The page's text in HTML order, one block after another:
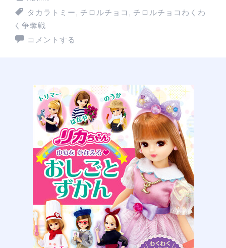
タカラトミー, チロルチョコ , チロルチョコわくわ
く争奪戦
コメントする